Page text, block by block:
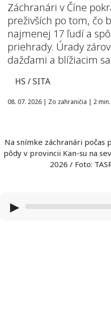
Záchranári v Číne
preživších po tom, čo
najmenej 17 ľudí a
priehrady. Úrady
dažďami a blížiacim
HS / SITA
08. 07. 2026 | Zo zahraničia | 2
Na snímke záchranári počas
pôdy v provincii Kan-su na
2026 / Foto:
▶